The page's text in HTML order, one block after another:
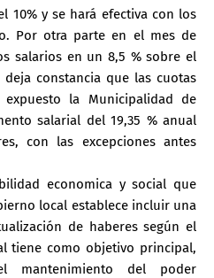
10% y se hará efectiva con los
Por otra parte en el mes de
salarios en un 8,5 % sobre el
constancia que las cuotas
la Municipalidad de
salarial del 19,35 % anual
con las excepciones antes
economica y social que
local establece incluir una
de haberes según el
tiene como objetivo principal,
mantenimiento del poder